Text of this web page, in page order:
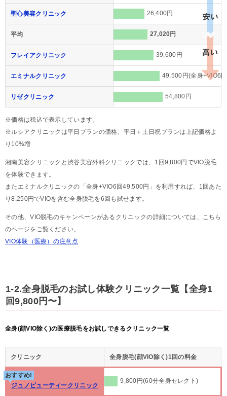
聖心美容クリニック 26,400円
平均 27,020円
フレイアクリニック 39,600円
エミナルクリニック 49,500円(全身+VIO6
リゼクリニック 54,800円
※価格は税込で表示しています。
※ルシアクリニックは平日プランの価格、平日＋土日祝プランは上記価格よ
り10%増
湘南美容クリニックと渋谷美容外科クリニックでは、1回9,800円でVIO脱毛
を体験できます。
またエミナルクリニックの「全身+VIO6回49,500円」を利用すれば、1回あた
り8,250円でVIOを含む全身脱毛を6回も試せます。
その他、VIO脱毛のキャンペーンがあるクリニックの詳細については、こちら
のページをご覧ください。
VIO体験（医療）の注意点
1-2.全身脱毛のお試し体験クリニック一覧【全身1
回9,800円〜】
全身(顔VIO除く)の医療脱毛をお試しできるクリニック一覧
クリニック 全身脱毛(顔VIO除く)1回の料金
おすすめ!
ジュノビューティークリニック
9,800円(60分全身セレクト)